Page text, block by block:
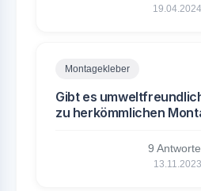
19.04.2024
Montagekleber
Gibt es
zu herkömmlichen
9
13.11.2023